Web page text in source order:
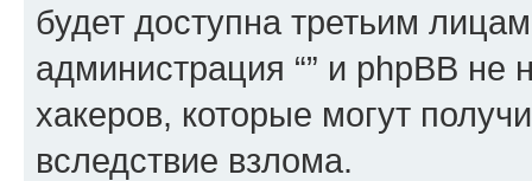
будет доступна третьим
администрация “” и phpBB не
хакеров, которые могут
вследствие взлома.